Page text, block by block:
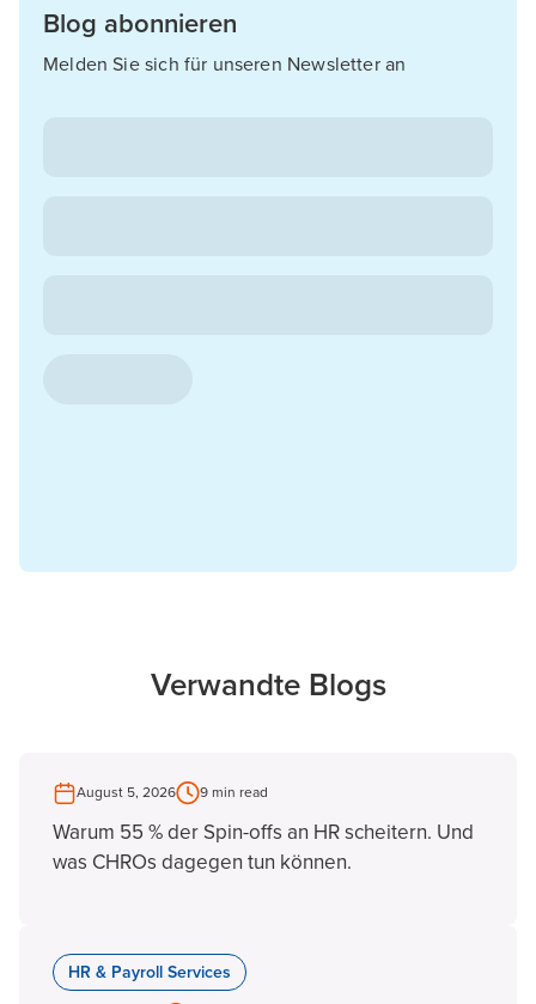
Blog abonnieren
Melden Sie sich für unseren Newsletter an
Verwandte Blogs
August 5, 2026 9 min read
Warum 55 % der Spin-offs an HR scheitern. Und
was CHROs dagegen tun können.
HR & Payroll Services